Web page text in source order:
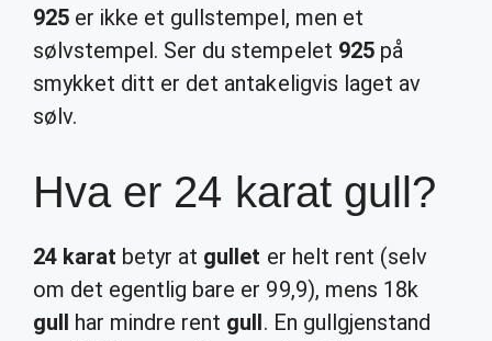
925 er ikke et gullstempel, men et
sølvstempel. Ser du stempelet 925på
smykket ditt er det antakeligvis laget av
sølv.
Hva er 24 karat gull?
24 karat betyr at gullet er helt rent (selv
om det egentlig bare er 99,9), mens 18k
gull har mindre rent gull. En gullgjenstand